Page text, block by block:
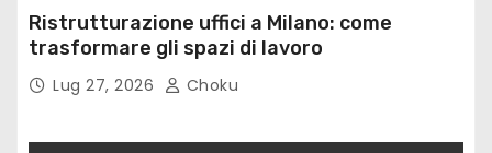
Ristrutturazione uffici a Milano: come
trasformare gli spazi di lavoro
Lug 27, 2026 Choku